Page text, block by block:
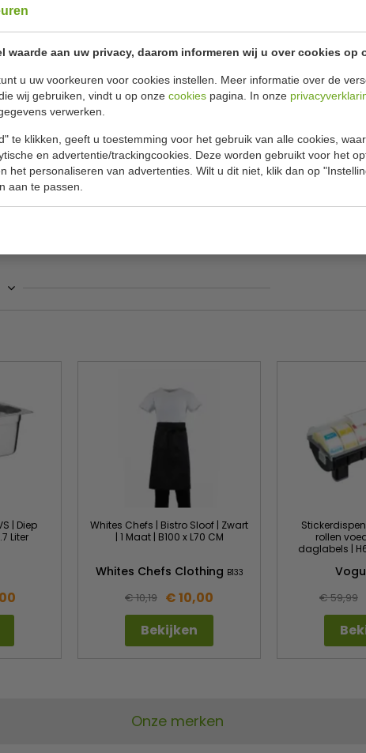
waarde aan uw privacy, daarom informeren wij u over cookies op
u uw voorkeuren voor cookies instellen. Meer informatie over de
wij gebruiken, vindt u op onze cookies pagina. In onze
verwerken.
te klikken, geeft u toestemming voor het gebruik van alle cookies,
en advertentie/trackingcookies. Deze worden gebruikt voor het
het personaliseren van advertenties. Wilt u dit niet, klik dan op
aan te passen.
✔ Gratis
dubbele sluiting maat XL
van uitstekend kwaliteit geschikt voor alle
Model
Maat
| Diep
Liter
Whites Chefs | Bistro Sloof | Zwart
| 1 Maat | B100 x L70 CM
Whites Chefs Clothing B133
€ 10,19 € 10,00
Bekijken
rollen
daglabels |
€ 59,99
Onze merken